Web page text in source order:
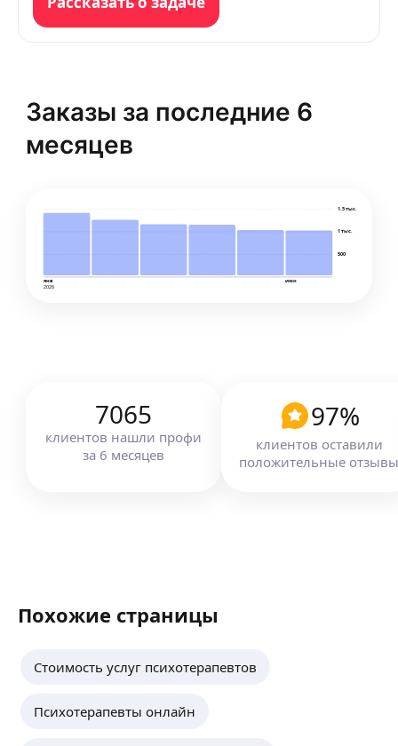
Заказы за последние 6
месяцев
500
1 тыс.
1.5 тыс.
янв
2026
июн
7065
клиентов нашли профи
за 6 месяцев
97%
клиентов оставили
положительные отзывы
Похожие страницы
Стоимость услуг психотерапевтов
Психотерапевты онлайн